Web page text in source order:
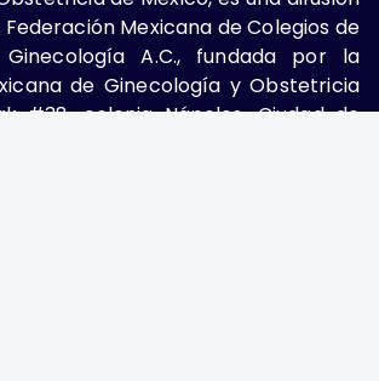
Mexicana de Colegios de
A.C., fundada por la
de Ginecología y Obstetricia
#38, colonia Nápoles, Ciudad de